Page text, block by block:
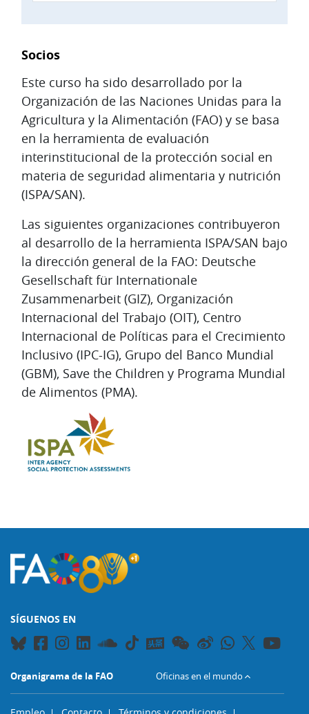
Socios
Este curso ha sido desarrollado por la
Organización de las Naciones Unidas para la
Agricultura y la Alimentación (FAO) y se basa
en la herramienta de evaluación
interinstitucional de la protección social en
materia de seguridad alimentaria y nutrición
(ISPA/SAN).
Las siguientes organizaciones contribuyeron
al desarrollo de la herramienta ISPA/SAN bajo
la dirección general de la FAO: Deutsche
Gesellschaft für Internationale
Zusammenarbeit (GIZ), Organización
Internacional del Trabajo (OIT), Centro
Internacional de Políticas para el Crecimiento
Inclusivo (IPC-IG), Grupo del Banco Mundial
(GBM), Save the Children y Programa Mundial
de Alimentos (PMA).
SÍGUENOS EN
Organigrama de la FAO Oficinas en el mundo